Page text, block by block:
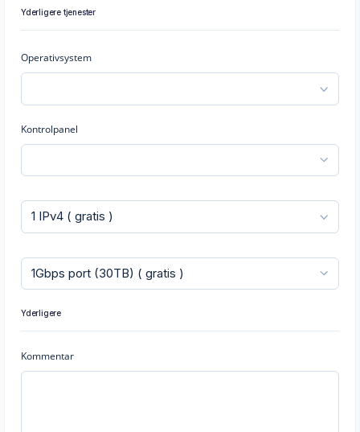
Yderligere tjenester
Operativsystem
Kontrolpanel
Yderligere
Kommentar